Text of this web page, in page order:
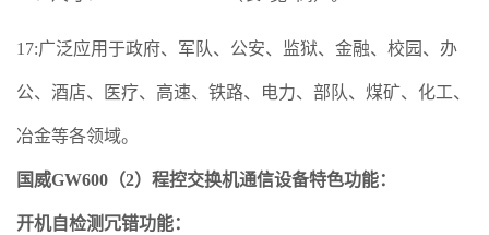
17:广泛应用于政府、军队、公安、监狱、金融、校园、办
公、酒店、医疗、高速、铁路、电力、部队、煤矿、化工、
冶金等各领域。
国威GW600（2）程控交换机通信设备特色功能：
开机自检测冗错功能：